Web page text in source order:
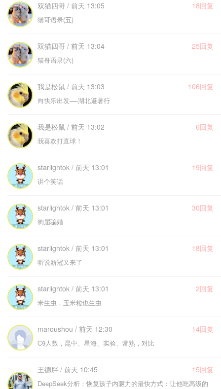
双猫四哥 / 前天 13:05 18回复
猫哥语录(五)
双猫四哥 / 前天 13:04 25回复
猫哥语录(六)
我是松鼠 / 前天 13:03 106回复
向快乐出发—-湖北避暑行
我是松鼠 / 前天 13:02 6回复
我喜欢打直球！
starlightok / 前天 13:01 19回复
讲个笑话
starlightok / 前天 13:01 30回复
狗届骗婚
starlightok / 前天 13:01 18回复
听说新冠又来了
starlightok / 前天 13:01 2回复
米生虫，玉米粒也生虫
maroushou / 前天 12:30 14回复
C9人数，昆中、星海、实验、常熟，对比
王德胖 / 前天 10:45 15回复
DeepSeek分析：恢复孩子内驱力的最快方式：让他吃高级的